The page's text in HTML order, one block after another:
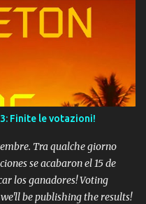
Finite le votazioni!
Tra qualche giorno
se acabaron el 15 de
los ganadores! Voting
be publishing the results!